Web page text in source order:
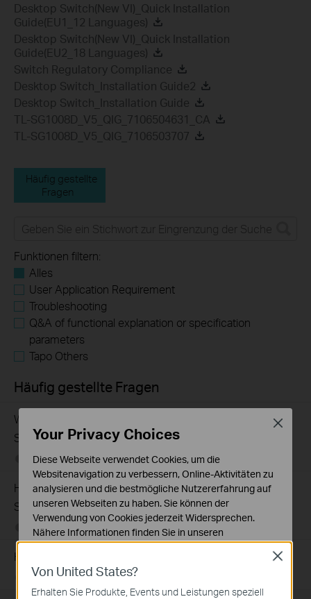
Desktop Switch(New VI)_Quick Installation
Guide(EU1_12 Languages)
Desktop Switch(New VI)_Quick Installation
Guide(EU2_18 Languages)
Switch Regulatory Compliance
Desktop Switch_Installation Guide2
Desktop Switch_Installation Guide
TL-SG1008D_V5_QIG_7106504631_CA
TL-SG1008D_V5_QIG_7106503707
Häufig gestellte
Fragen
Funktionen filtern:
Alles
User Application Requirement
Troubleshooting
Q&A of functional explanation or specification
parameters
Tapo Others
Häufig gestellte Fragen
What Are the Differences in Features and Application
Scenarios Among Various Series Switches
07-31-2026 407202views
How to Troubleshoot Unstable Internet Issue on Omada
Switch
06-24-2026 129875 views
How to Troubleshoot No Internet Issue on Omada Switch
06-24-2026 184176views
Von United States?
Erhalten Sie Produkte, Events und Leistungen speziell
Close
Your Privacy Choices
Diese Webseite verwendet Cookies, um die
Websitenavigation zu verbessern, Online-Aktivitäten zu
analysieren und die bestmögliche Nutzererfahrung auf
unseren Webseiten zu haben. Sie können der
Verwendung von Cookies jederzeit Widersprechen.
Nähere Informationen finden Sie in unseren
Datenschutzhinweisen.
Notwendige Cookies
Diese Cookies sind zur Funktion der Website
Close